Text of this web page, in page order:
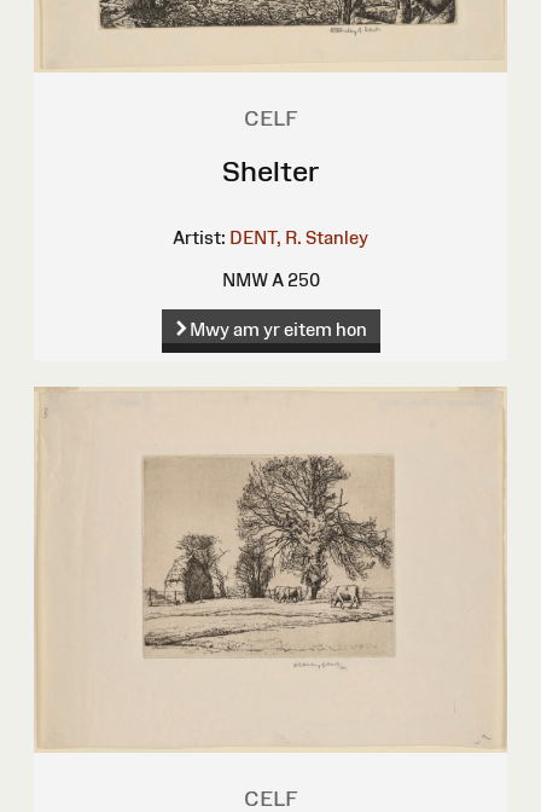
CELF
Shelter
Artist: DENT, R. Stanley
NMW A 250
Mwy am yr eitem hon
CELF